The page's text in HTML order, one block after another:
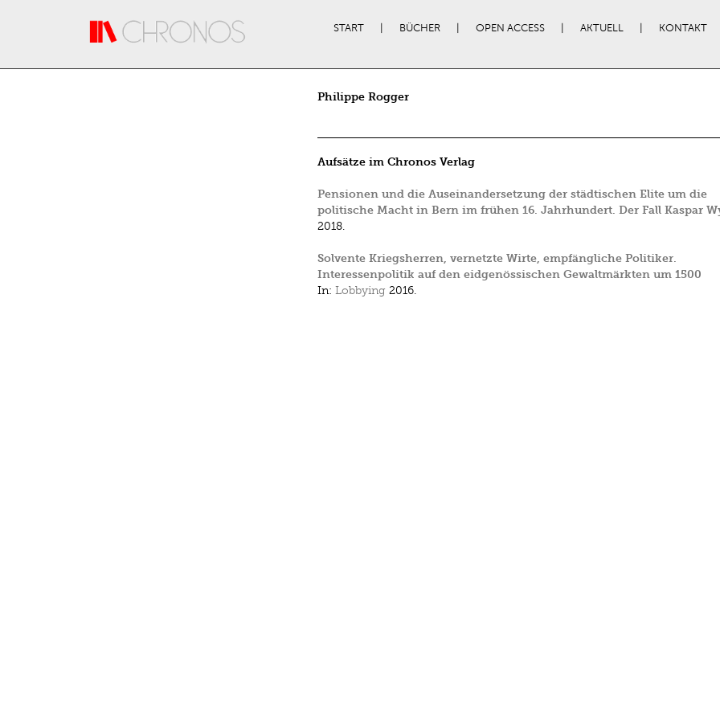
START BÜCHER OPEN ACCESS AKTUELL KONTAKT
Philippe Rogger
Aufsätze im Chronos Verlag
Pensionen und die Auseinandersetzung der städtischen Elite um die
politische Macht in Bern im frühen 16. Jahrhundert. Der Fall Kaspar
2018.
Solvente Kriegsherren, vernetzte Wirte, empfängliche Politiker.
Interessenpolitik auf den eidgenössischen Gewaltmärkten um 1500
In: Lobbying 2016.